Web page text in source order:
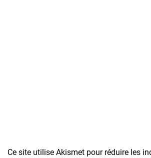
Ce site utilise Akismet pour réduire les